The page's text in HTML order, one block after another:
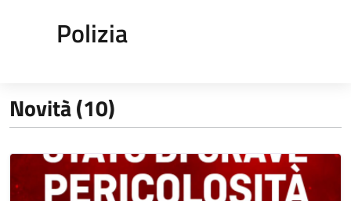
Polizia
Novità (10)